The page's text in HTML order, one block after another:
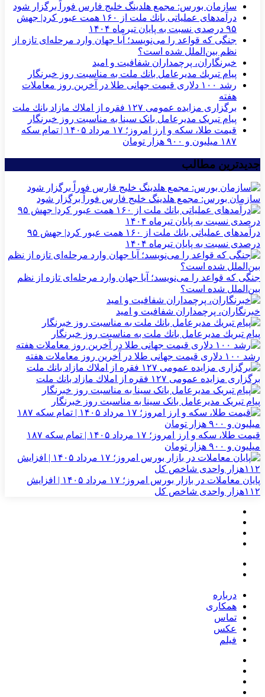
سازمان بورس: مجمع هلدینگ خلیج فارس فوراً برگزار شود
درآمدهای عملیاتی بانك ملت از ۱۶۰ همت عبور كرد| جهش
۹۵ درصدی نسبت به پایان تیرماه ۱۴۰۴
جنگی که قواعد را می‌نویسد؛ آیا جهان وارد مرحله‌ای تازه از
نظم بین‌الملل شده است؟
خبرنگاران، پرچمداران شفافیت و امید
پیام تبریك مدیرعامل بانك ملت به مناسبت روز خبرنگار
رشد ۱۰۰ دلاری قیمت جهانی طلا در آخرین روز معاملات
هفته
برگزاری مزایده عمومی ۱۲۷ فقره از املاك مازاد بانك ملت
پیام تبریک مدیرعامل بانک سینا به مناسبت روز خبرنگار
قیمت طلا، سکه و ارز امروز؛ ۱۷ مرداد ۱۴۰۵ | تمام سکه
۱۸۷ میلیون و ۹۰۰ هزار تومان
جدیدترین مطالب
سازمان بورس: مجمع هلدینگ خلیج فارس فوراً برگزار شود
درآمدهای عملیاتی بانك ملت از ۱۶۰ همت عبور كرد| جهش ۹۵
درصدی نسبت به پایان تیرماه ۱۴۰۴
جنگی که قواعد را می‌نویسد؛ آیا جهان وارد مرحله‌ای تازه از نظم
بین‌الملل شده است؟
خبرنگاران، پرچمداران شفافیت و امید
پیام تبریك مدیرعامل بانك ملت به مناسبت روز خبرنگار
رشد ۱۰۰ دلاری قیمت جهانی طلا در آخرین روز معاملات هفته
برگزاری مزایده عمومی ۱۲۷ فقره از املاك مازاد بانك ملت
پیام تبریک مدیرعامل بانک سینا به مناسبت روز خبرنگار
قیمت طلا، سکه و ارز امروز؛ ۱۷ مرداد ۱۴۰۵ | تمام سکه ۱۸۷
میلیون و ۹۰۰ هزار تومان
پایان معاملات در بازار بورس امروز؛ ۱۷ مرداد ۱۴۰۵ | افزایش
۱۱۲هزار واحدی شاخص کل
درباره
همکاری
تماس
عکس
فیلم